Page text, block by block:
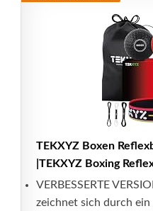
TEKXYZ Boxen
|TEKXYZ Boxing
VERBESSERTE
zeichnet sich durch